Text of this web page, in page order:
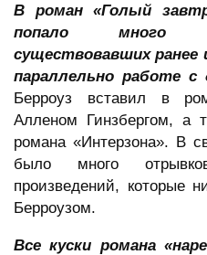
В роман «Голый
попало много
существовавших ранее
параллельно работе
Берроуз вставил в
Алленом Гинзбергом, а
романа «Интерзона». В
было много
произведений, которые
Берроузом.
Все куски романа